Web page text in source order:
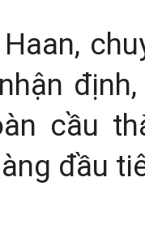
cầu
đầu